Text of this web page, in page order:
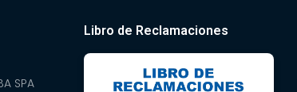
SPA
Libro de Reclamaciones